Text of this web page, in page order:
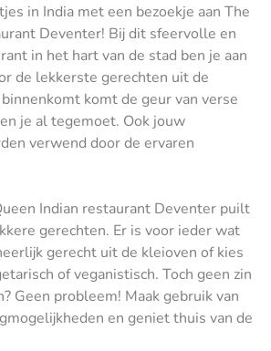
in India met een bezoekje aan The
Deventer! Bij dit sfeervolle en
in het hart van de stad ben je aan
de lekkerste gerechten uit de
komt de geur van verse
je al tegemoet. Ook jouw
verwend door de ervaren
Indian restaurant Deventer puilt
gerechten. Er is voor ieder wat
gerecht uit de kleioven of kies
of veganistisch. Toch geen zin
Geen probleem! Maak gebruik van
en geniet thuis van de